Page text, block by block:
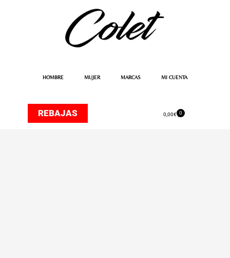
HOMBRE MUJER MARCAS MI CUENTA
REBAJAS 0,00€ 0
Carrito